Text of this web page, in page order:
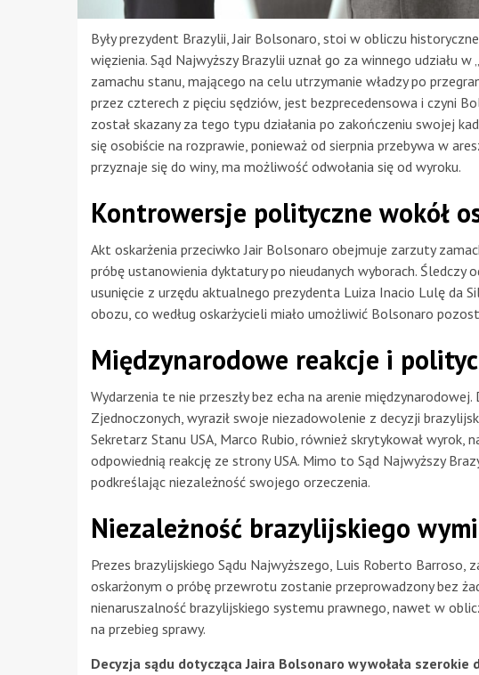
Były prezydent Brazylii, Jair Bolsonaro, stoi w obliczu
więzienia. Sąd Najwyższy Brazylii uznał go za winnego udziału
zamachu stanu, mającego na celu utrzymanie władzy po
przez czterech z pięciu sędziów, jest bezprecedensowa i czyni
został skazany za tego typu działania po zakończeniu swojej
się osobiście na rozprawie, ponieważ od sierpnia przebywa w
przyznaje się do winy, ma możliwość odwołania się od wyroku.
Kontrowersje polityczne wokół
Akt oskarżenia przeciwko Jair Bolsonaro obejmuje zarzuty
próbę ustanowienia dyktatury po nieudanych wyborach. Śledczy
usunięcie z urzędu aktualnego prezydenta Luiza Inacio Lulę da
obozu, co według oskarżycieli miało umożliwić Bolsonaro
Międzynarodowe reakcje i
Wydarzenia te nie przeszły bez echa na arenie
Zjednoczonych, wyraził swoje niezadowolenie z decyzji
Sekretarz Stanu USA, Marco Rubio, również skrytykował wyrok,
odpowiednią reakcję ze strony USA. Mimo to Sąd Najwyższy
podkreślając niezależność swojego orzeczenia.
Niezależność brazylijskiego
Prezes brazylijskiego Sądu Najwyższego, Luis Roberto Barroso,
oskarżonym o próbę przewrotu zostanie przeprowadzony bez
nienaruszalność brazylijskiego systemu prawnego, nawet w
na przebieg sprawy.
Decyzja sądu dotycząca Jaira Bolsonaro wywołała